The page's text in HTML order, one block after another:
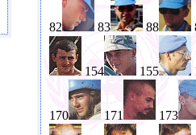
82 83 88
154 155
170 171 173